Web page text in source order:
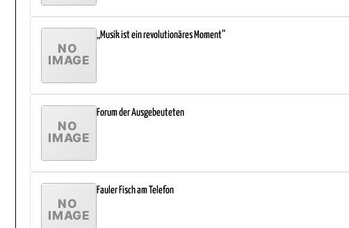
„Musik ist ein revolutionäres Moment“
Forum der Ausgebeuteten
Fauler Fisch am Telefon